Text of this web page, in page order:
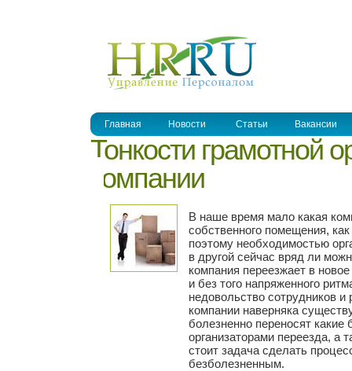
Главная Новости Статьи Вакансии
Тонкости грамотной
компании
В наше время мало какая
собственного помещения,
поэтому необходимостью
в другой сейчас вряд ли
компания переезжает в
и без того напряженного
недовольство сотрудников и
компании наверняка
болезненно переносят
организаторами переезда, а
стоит задача сделать
безболезненным.